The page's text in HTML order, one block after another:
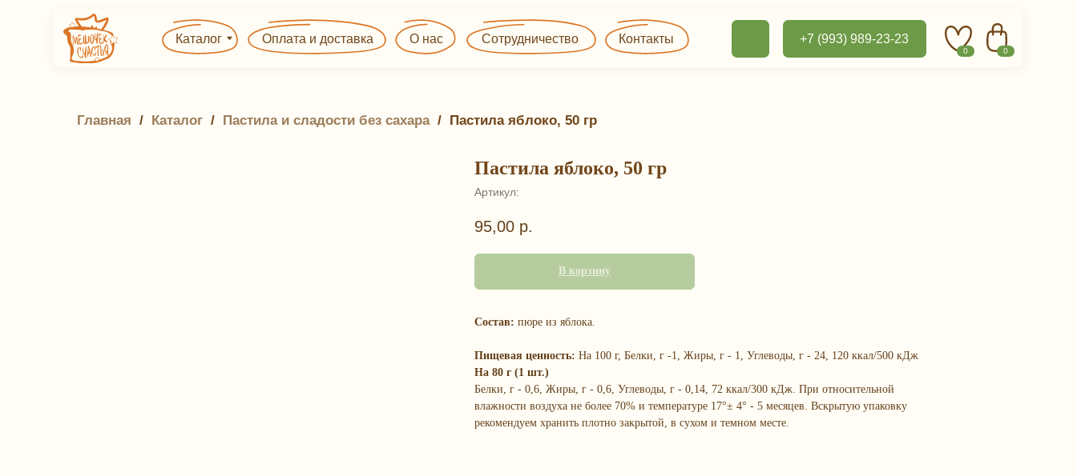
Каталог Оплата и доставка О нас Сотрудничество Контакты +7 (993) 989-23-23
0 0
Главная / Каталог / Пастила и сладости без сахара / Пастила яблоко, 50 гр
Пастила яблоко, 50 гр
Артикул:
95,00 р.
В корзину
Состав: пюре из яблока.
Пищевая ценность: На 100 г, Белки, г -1, Жиры, г - 1, Углеводы, г - 24, 120 ккал/500 кДж
На 80 г (1 шт.)
Белки, г - 0,6, Жиры, г - 0,6, Углеводы, г - 0,14, 72 ккал/300 кДж. При относительной
влажности воздуха не более 70% и температуре 17°± 4° - 5 месяцев. Вскрытую упаковку
рекомендуем хранить плотно закрытой, в сухом и темном месте.